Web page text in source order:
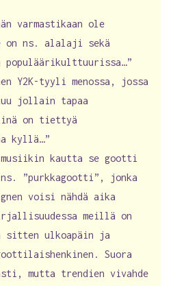
varmastikaan ole
on ns. alalaji sekä
Y2K-tyyli menossa, jossa
jollain tapaa
on tiettyä
kyllä…”
kautta se gootti
ns. ”purkkagootti”, jonka
voisi nähdä aika
meillä on
sitten ulkoapäin ja
Suora
mutta trendien vivahde